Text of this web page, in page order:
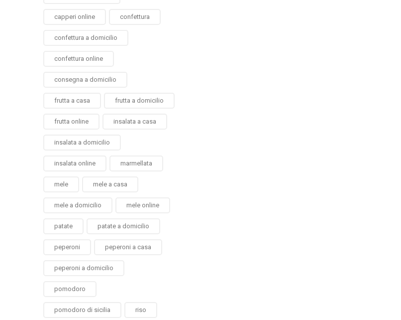
capperi online confettura
confettura a domicilio
confettura online
consegna a domicilio
frutta a casa frutta a domicilio
frutta online insalata a casa
insalata a domicilio
insalata online marmellata
mele mele a casa
mele a domicilio mele online
patate patate a domicilio
peperoni peperoni a casa
peperoni a domicilio
pomodoro
pomodoro di sicilia riso